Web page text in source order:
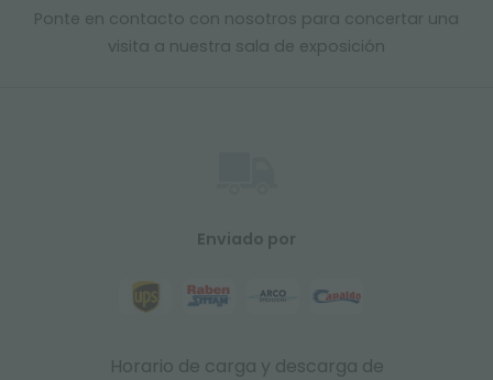
Ponte en contacto con nosotros para concertar una
visita a nuestra sala de exposición
Enviado por
Horario de carga y descarga de